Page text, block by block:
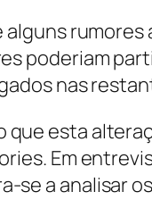
poderiam
nas
que esta
Em
se a analisar